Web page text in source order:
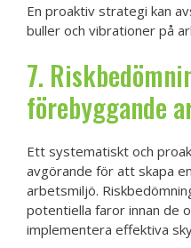
En proaktiv strategi kan
buller och vibrationer på
7.
förebyggande
Ett systematiskt och
avgörande för att skapa
arbetsmiljö.
potentiella faror innan de
implementera effektiva